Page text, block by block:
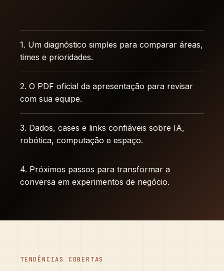
1. Um diagnóstico simples para comparar áreas,
times e prioridades.
2. O PDF oficial da apresentação para revisar
com sua equipe.
3. Dados, cases e links confiáveis sobre IA,
robótica, computação e espaço.
4. Próximos passos para transformar a
conversa em experimentos de negócio.
TENDÊNCIAS COBERTAS